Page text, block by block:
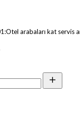
arabaları kat servis